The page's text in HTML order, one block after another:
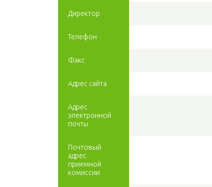
Директор
Телефон
Факс
Адрес сайта
Адрес
электронной
почты
Почтовый
адрес
приемной
комиссии